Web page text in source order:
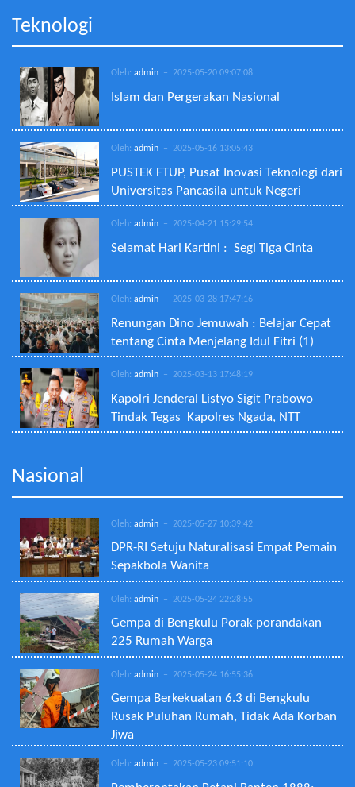
Teknologi
Oleh: admin – 2025-05-20 09:07:08
Islam dan Pergerakan Nasional
Oleh: admin – 2025-05-16 13:05:43
PUSTEK FTUP, Pusat Inovasi Teknologi dari
Universitas Pancasila untuk Negeri
Oleh: admin – 2025-04-21 15:29:54
Selamat Hari Kartini : Segi Tiga Cinta
Oleh: admin – 2025-03-28 17:47:16
Renungan Dino Jemuwah : Belajar Cepat
tentang Cinta Menjelang Idul Fitri (1)
Oleh: admin – 2025-03-13 17:48:19
Kapolri Jenderal Listyo Sigit Prabowo
Tindak Tegas Kapolres Ngada, NTT
Nasional
Oleh: admin – 2025-05-27 10:39:42
DPR-RI Setuju Naturalisasi Empat Pemain
Sepakbola Wanita
Oleh: admin – 2025-05-24 22:28:55
Gempa di Bengkulu Porak-porandakan
225 Rumah Warga
Oleh: admin – 2025-05-24 16:55:36
Gempa Berkekuatan 6.3 di Bengkulu
Rusak Puluhan Rumah, Tidak Ada Korban
Jiwa
Oleh: admin – 2025-05-23 09:51:10